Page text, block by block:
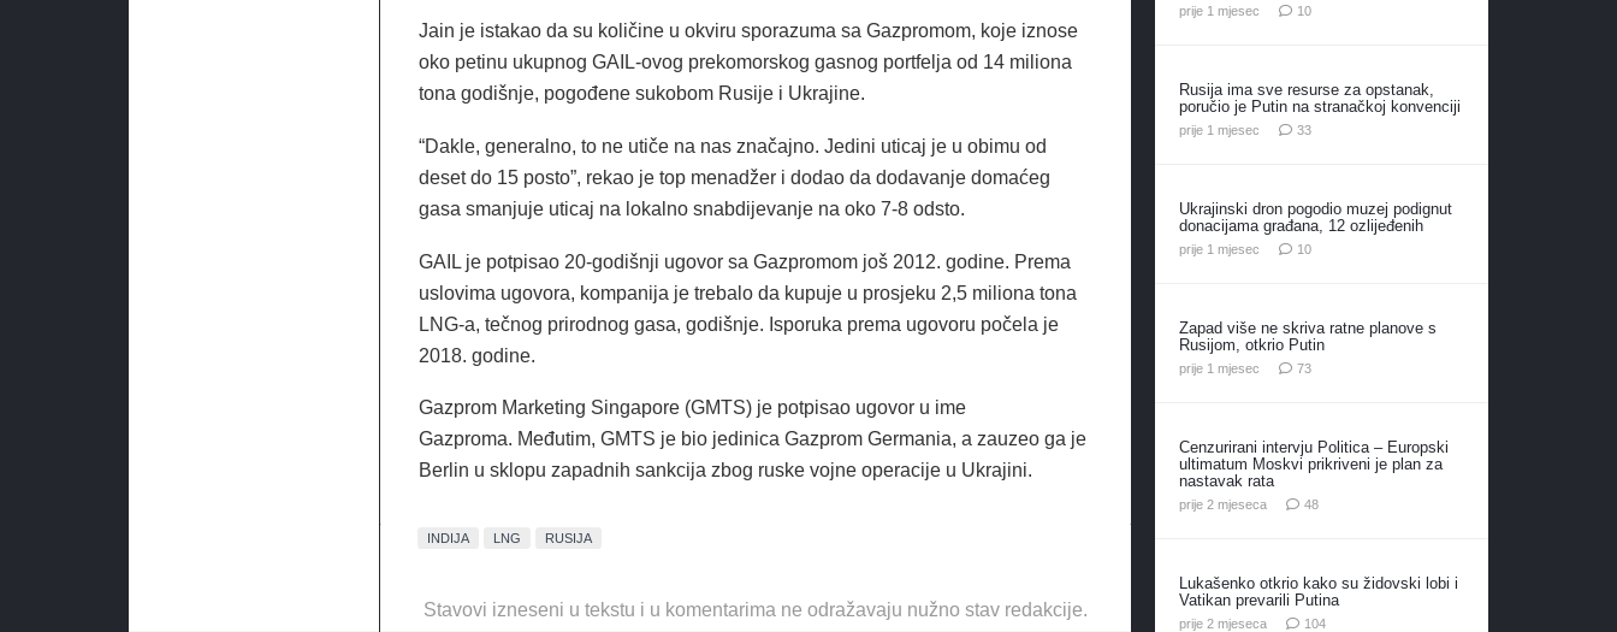
Jain je istakao da su količine u okviru sporazuma sa Gazpromom, koje iznose
oko petinu ukupnog GAIL-ovog prekomorskog gasnog portfelja od 14 miliona
tona godišnje, pogođene sukobom Rusije i Ukrajine.
“Dakle, generalno, to ne utiče na nas značajno. Jedini uticaj je u obimu od
deset do 15 posto”, rekao je top menadžer i dodao da dodavanje domaćeg
gasa smanjuje uticaj na lokalno snabdijevanje na oko 7-8 odsto.
GAIL je potpisao 20-godišnji ugovor sa Gazpromom još 2012. godine. Prema
uslovima ugovora, kompanija je trebalo da kupuje u prosjeku 2,5 miliona tona
LNG-a, tečnog prirodnog gasa, godišnje. Isporuka prema ugovoru počela je
2018. godine.
Gazprom Marketing Singapore (GMTS) je potpisao ugovor u ime
Gazproma. Međutim, GMTS je bio jedinica Gazprom Germania, a zauzeo ga je
Berlin u sklopu zapadnih sankcija zbog ruske vojne operacije u Ukrajini.
INDIJA LNG RUSIJA
Stavovi izneseni u tekstu i u komentarima ne odražavaju nužno stav redakcije.
prije 1 mjesec 10komentara
Rusija ima sve resurse za opstanak,
poručio je Putin na stranačkoj konvenciji
prije 1 mjesec 33komentara
Ukrajinski dron pogodio muzej podignut
donacijama građana, 12 ozlijeđenih
prije 1 mjesec 10komentara
Zapad više ne skriva ratne planove s
Rusijom, otkrio Putin
prije 1 mjesec 73komentara
Cenzurirani intervju Politica – Europski
ultimatum Moskvi prikriveni je plan za
nastavak rata
prije 2 mjeseca 48komentara
Lukašenko otkrio kako su židovski lobi i
Vatikan prevarili Putina
prije 2 mjeseca 104komentara